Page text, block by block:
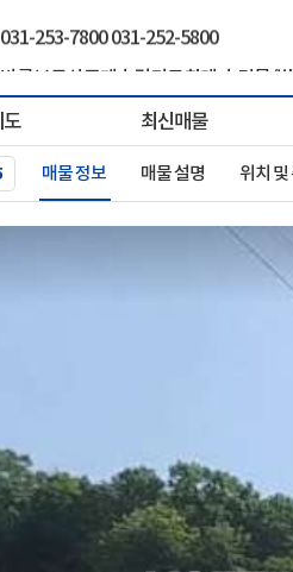
바른부동산중개ㅣ경기도최대 ㅣ건물/빌
the-baleun.com
최신매물
매물 정보 매물 설명 위치 및